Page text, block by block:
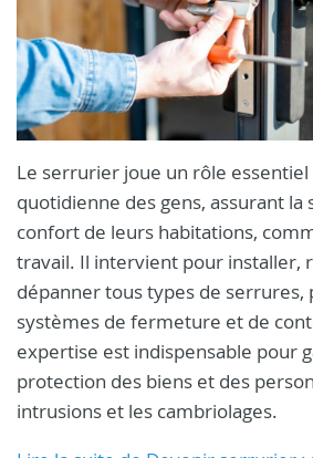
Le serrurier joue un rôle essentiel
quotidienne des gens, assurant la
confort de leurs habitations,
travail. Il intervient pour installer,
dépanner tous types de serrures,
systèmes de fermeture et de
expertise est indispensable pour
protection des biens et des
intrusions et les cambriolages.